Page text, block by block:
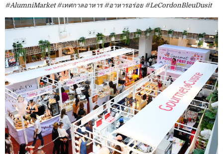
#AlumniMarket #เทศกาลอาหาร #อาหารอร่อย #LeCordonBleuDusit